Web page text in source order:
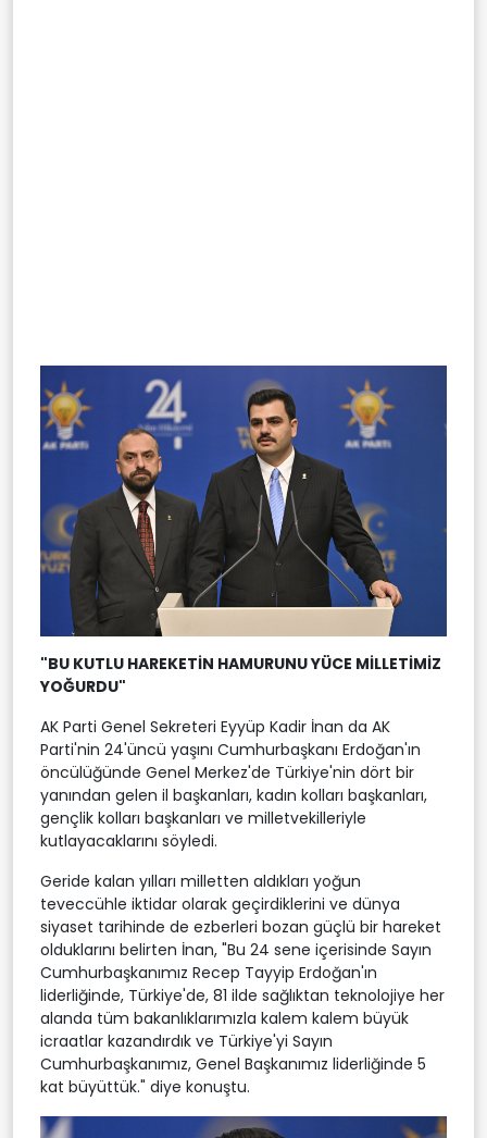
"BU KUTLU HAREKETİN HAMURUNU YÜCE MİLLETİMİZ
YOĞURDU"
AK Parti Genel Sekreteri Eyyüp Kadir İnan da AK
Parti'nin 24'üncü yaşını Cumhurbaşkanı Erdoğan'ın
öncülüğünde Genel Merkez'de Türkiye'nin dört bir
yanından gelen il başkanları, kadın kolları başkanları,
gençlik kolları başkanları ve milletvekilleriyle
kutlayacaklarını söyledi.
Geride kalan yılları milletten aldıkları yoğun
teveccühle iktidar olarak geçirdiklerini ve dünya
siyaset tarihinde de ezberleri bozan güçlü bir hareket
olduklarını belirten İnan, "Bu 24 sene içerisinde Sayın
Cumhurbaşkanımız Recep Tayyip Erdoğan'ın
liderliğinde, Türkiye'de, 81 ilde sağlıktan teknolojiye her
alanda tüm bakanlıklarımızla kalem kalem büyük
icraatlar kazandırdık ve Türkiye'yi Sayın
Cumhurbaşkanımız, Genel Başkanımız liderliğinde 5
kat büyüttük." diye konuştu.